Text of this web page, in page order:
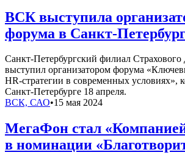
ВСК выступила
форума в Санкт-
Санкт-Петербургский филиал
выступил организатором форума
HR-стратегии в современных условиях»,
Санкт-Петербурге 18 апреля.
ВСК, САО•15 мая 2024
МегаФон стал
в номинации